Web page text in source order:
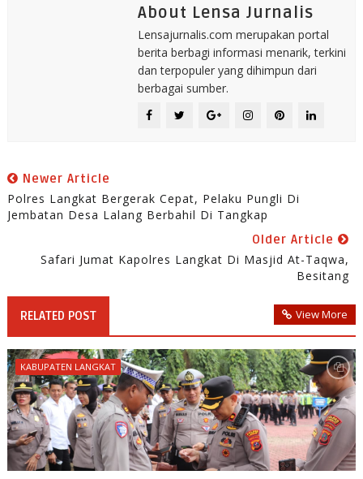
About Lensa Jurnalis
Lensajurnalis.com merupakan portal
berita berbagi informasi menarik, terkini
dan terpopuler yang dihimpun dari
berbagai sumber.
Newer Article
Polres Langkat Bergerak Cepat, Pelaku Pungli Di
Jembatan Desa Lalang Berbahil Di Tangkap
Older Article
Safari Jumat Kapolres Langkat Di Masjid At-Taqwa,
Besitang
RELATED POST View More
KABUPATEN LANGKAT